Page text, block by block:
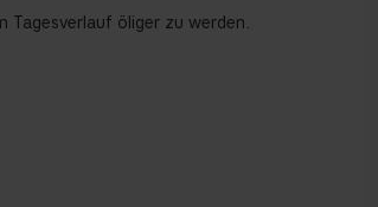
Tagesverlauf öliger zu werden.